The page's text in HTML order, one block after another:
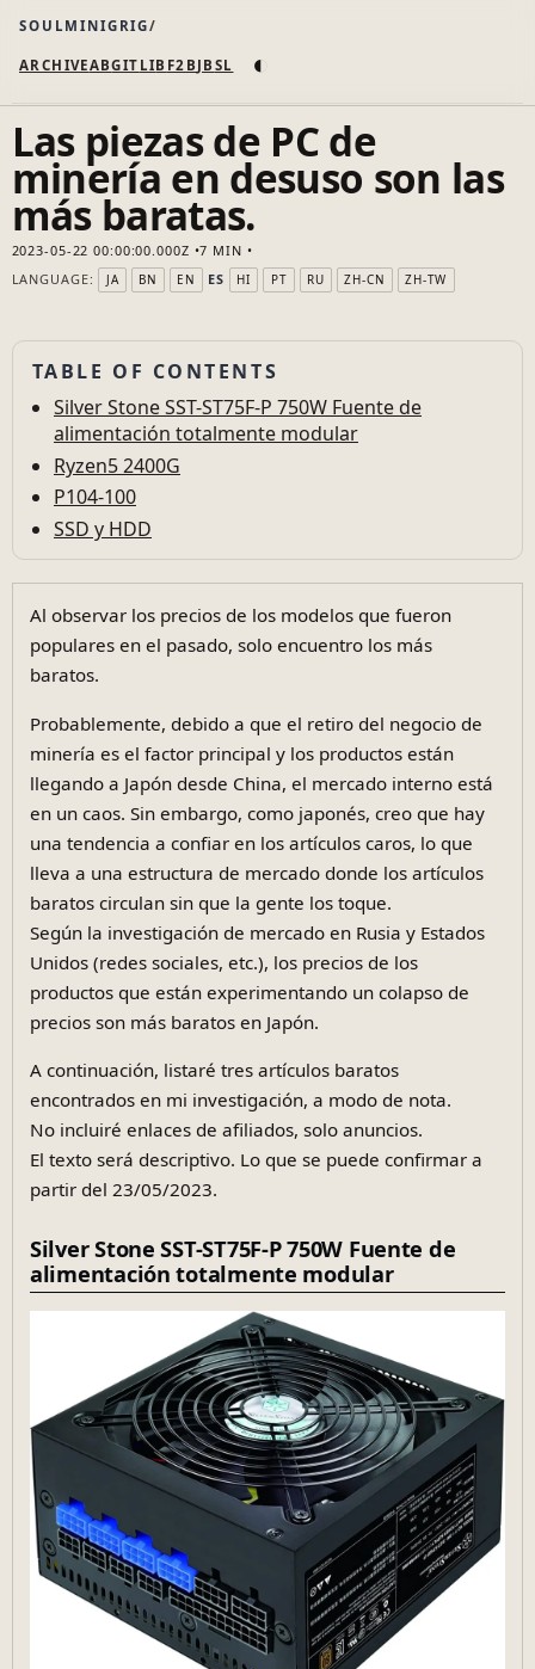
SOULMINIGRIG
ARCHIVEABGIT LIB F2B JB SL ◐
Las piezas de PC de
minería en desuso son las
más baratas.
2023-05-22 00:00:00.000Z
7 MIN
LANGUAGE:
JA BN EN ES HI PT RU ZH-CN ZH-TW
TABLE OF CONTENTS
Silver Stone SST-ST75F-P 750W Fuente de
alimentación totalmente modular
Ryzen5 2400G
P104-100
SSD y HDD
Al observar los precios de los modelos que fueron
populares en el pasado, solo encuentro los más
baratos.
Probablemente, debido a que el retiro del negocio de
minería es el factor principal y los productos están
llegando a Japón desde China, el mercado interno está
en un caos. Sin embargo, como japonés, creo que hay
una tendencia a confiar en los artículos caros, lo que
lleva a una estructura de mercado donde los artículos
baratos circulan sin que la gente los toque.
Según la investigación de mercado en Rusia y Estados
Unidos (redes sociales, etc.), los precios de los
productos que están experimentando un colapso de
precios son más baratos en Japón.
A continuación, listaré tres artículos baratos
encontrados en mi investigación, a modo de nota.
No incluiré enlaces de afiliados, solo anuncios.
El texto será descriptivo. Lo que se puede confirmar a
partir del 23/05/2023.
Silver Stone SST-ST75F-P 750W Fuente de
alimentación totalmente modular